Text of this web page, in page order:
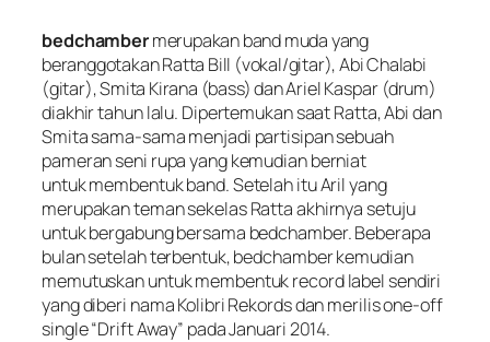
bedchambermerupakan band muda yang
beranggotakan Ratta Bill (vokal/gitar), Abi Chalabi
(gitar), Smita Kirana (bass) dan Ariel Kaspar (drum)
diakhir tahun lalu. Dipertemukan saat Ratta, Abi dan
Smita sama-sama menjadi partisipan sebuah
pameran seni rupa yang kemudian berniat
untuk membentuk band. Setelah itu Aril yang
merupakan teman sekelas Ratta akhirnya setuju
untuk bergabung bersama bedchamber. Beberapa
bulan setelah terbentuk, bedchamber kemudian
memutuskan untuk membentuk record label sendiri
yang diberi nama Kolibri Rekords dan merilis one-off
single “Drift Away” pada Januari 2014.